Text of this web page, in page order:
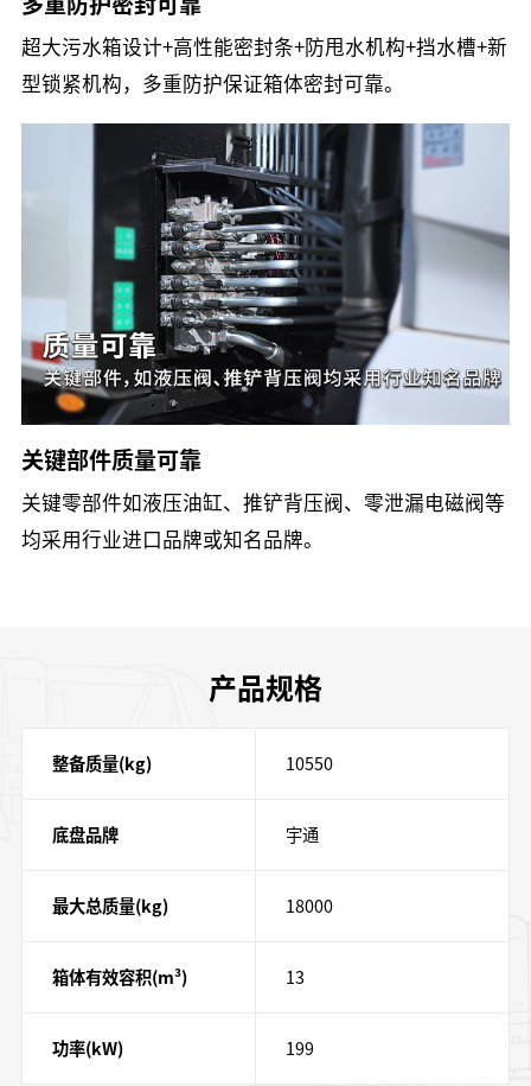
超大污水箱设计+高性能密封条+防甩水机构+挡水槽+新
型锁紧机构，多重防护保证箱体密封可靠。
关键部件质量可靠
关键零部件如液压油缸、推铲背压阀、零泄漏电磁阀等
均采用行业进口品牌或知名品牌。
产品规格
整备质量(kg) 10550
底盘品牌 宇通
最大总质量(kg) 18000
箱体有效容积(m³) 13
功率(kW) 199